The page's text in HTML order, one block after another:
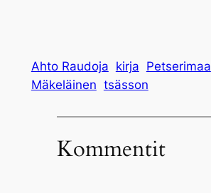
Ahto Raudoja kirja Petserimaa
Mäkeläinen tsässon
Kommentit